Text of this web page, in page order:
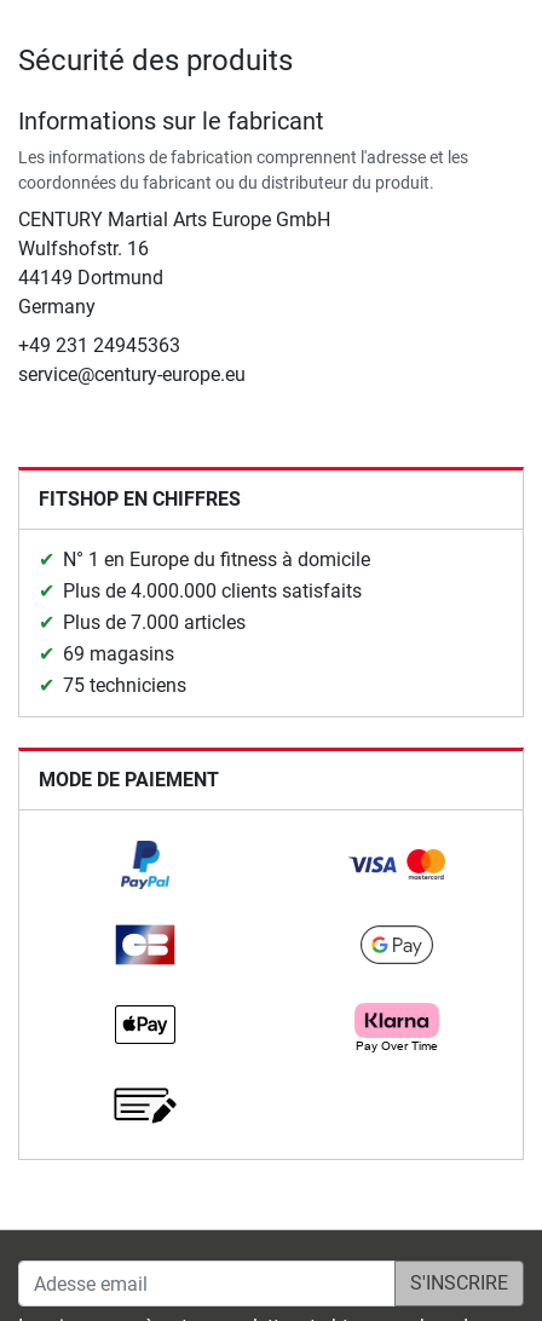
Sécurité des produits
Informations sur le fabricant
Les informations de fabrication comprennent l'adresse et les
coordonnées du fabricant ou du distributeur du produit.
CENTURY Martial Arts Europe GmbH
Wulfshofstr. 16
44149 Dortmund
Germany
+49 231 24945363
service@century-europe.eu
FITSHOP EN CHIFFRES
N° 1 en Europe du fitness à domicile
Plus de 4.000.000 clients satisfaits
Plus de 7.000 articles
69 magasins
75 techniciens
MODE DE PAIEMENT
Adesse email